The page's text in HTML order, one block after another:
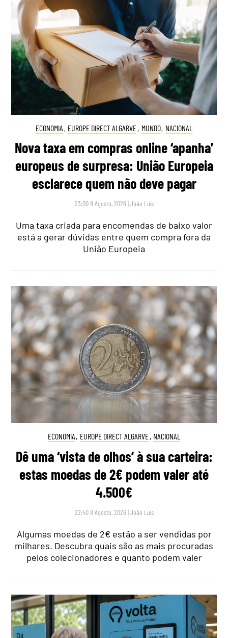
ECONOMIA , EUROPE DIRECT ALGARVE, MUNDO, NACIONAL
Nova taxa em compras online ‘apanha’
europeus de surpresa: União Europeia
esclarece quem não deve pagar
23:00 8 Agosto, 2026 |João Luís
Uma taxa criada para encomendas de baixo valor
está a gerar dúvidas entre quem compra fora da
União Europeia
ECONOMIA, EUROPE DIRECT ALGARVE, NACIONAL
Dê uma ‘vista de olhos’ à sua carteira:
estas moedas de 2€ podem valer até
4.500€
22:40 8 Agosto, 2026 |João Luís
Algumas moedas de 2€ estão a ser vendidas por
milhares. Descubra quais são as mais procuradas
pelos colecionadores e quanto podem valer